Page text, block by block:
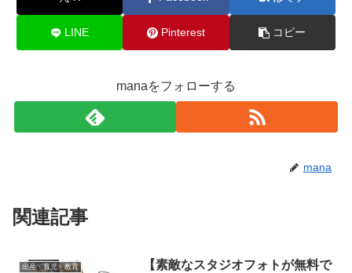
LINE Pinterest コピー
manaをフォローする
mana
関連記事
出産・育児・教育
【素敵なスタジオフォトが無料で